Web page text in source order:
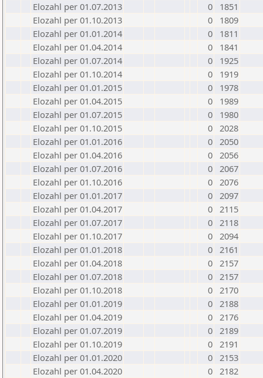
Elozahl per 01.07.2013
0
1851
Elozahl per 01.10.2013
0
1809
Elozahl per 01.01.2014
0
1811
Elozahl per 01.04.2014
0
1841
Elozahl per 01.07.2014
0
1925
Elozahl per 01.10.2014
0
1919
Elozahl per 01.01.2015
0
1978
Elozahl per 01.04.2015
0
1989
Elozahl per 01.07.2015
0
1980
Elozahl per 01.10.2015
0 2028
Elozahl per 01.01.2016
0 2050
Elozahl per 01.04.2016
0 2056
Elozahl per 01.07.2016
0 2067
Elozahl per 01.10.2016
0 2076
Elozahl per 01.01.2017
0 2097
Elozahl per 01.04.2017
0 2115
Elozahl per 01.07.2017
0 2118
Elozahl per 01.10.2017
0 2094
Elozahl per 01.01.2018
0 2161
Elozahl per 01.04.2018
0 2157
Elozahl per 01.07.2018
0 2157
Elozahl per 01.10.2018
0 2170
Elozahl per 01.01.2019
0 2188
Elozahl per 01.04.2019
0 2176
Elozahl per 01.07.2019
0 2189
Elozahl per 01.10.2019
0 2191
Elozahl per 01.01.2020
0 2153
Elozahl per 01.04.2020
0 2182